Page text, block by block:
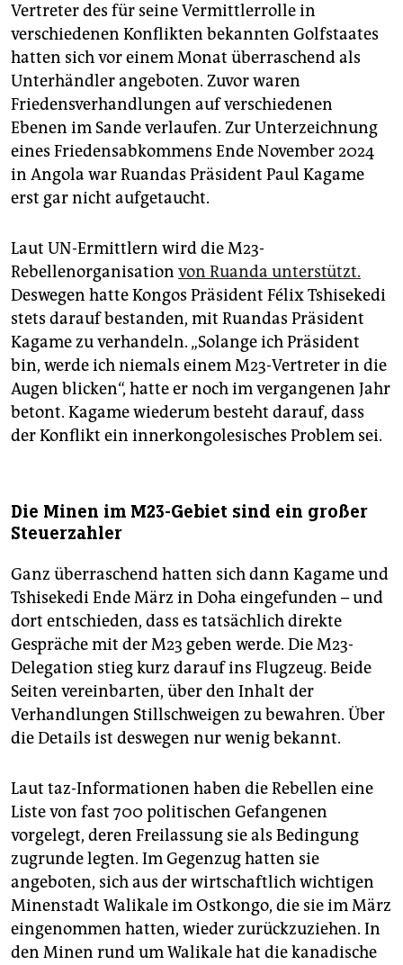
Vertreter des für seine Vermittlerrolle in
verschiedenen Konflikten bekannten Golfstaates
hatten sich vor einem Monat überraschend als
Unterhändler angeboten. Zuvor waren
Friedensverhandlungen auf verschiedenen
Ebenen im Sande verlaufen. Zur Unterzeichnung
eines Friedensabkommens Ende November 2024
in Angola war Ruandas Präsident Paul Kagame
erst gar nicht aufgetaucht.
Laut UN-Ermittlern wird die M23-
Rebellenorganisation von Ruanda unterstützt.
Deswegen hatte Kongos Präsident Félix Tshisekedi
stets darauf bestanden, mit Ruandas Präsident
Kagame zu verhandeln. „Solange ich Präsident
bin, werde ich niemals einem M23-Vertreter in die
Augen blicken“, hatte er noch im vergangenen Jahr
betont. Kagame wiederum besteht darauf, dass
der Konflikt ein innerkongolesisches Problem sei.
Die Minen im M23-Gebiet sind ein großer
Steuerzahler
Ganz überraschend hatten sich dann Kagame und
Tshisekedi Ende März in Doha eingefunden – und
dort entschieden, dass es tatsächlich direkte
Gespräche mit der M23 geben werde. Die M23-
Delegation stieg kurz darauf ins Flugzeug. Beide
Seiten vereinbarten, über den Inhalt der
Verhandlungen Stillschweigen zu bewahren. Über
die Details ist deswegen nur wenig bekannt.
Laut taz-Informationen haben die Rebellen eine
Liste von fast 700 politischen Gefangenen
vorgelegt, deren Freilassung sie als Bedingung
zugrunde legten. Im Gegenzug hatten sie
angeboten, sich aus der wirtschaftlich wichtigen
Minenstadt Walikale im Ostkongo, die sie im März
eingenommen hatten, wieder zurückzuziehen. In
den Minen rund um Walikale hat die kanadische